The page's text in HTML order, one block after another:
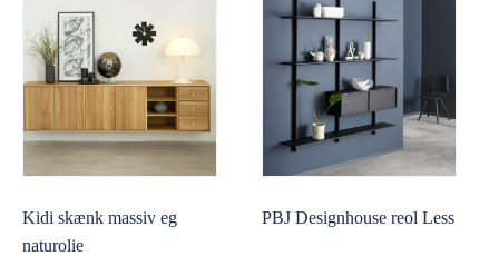
Kidi skænk massiv eg
naturolie
PBJ Designhouse reol Less